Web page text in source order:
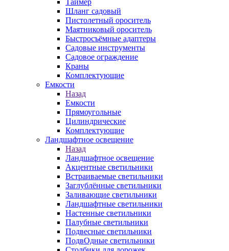
Таймер
Шланг садовый
Пистолетный ороситель
Маятниковый ороситель
Быстросъёмные адаптеры
Садовые инструменты
Садовое ограждение
Краны
Комплектующие
Емкости
Назад
Емкости
Прямоугольные
Цилиндрические
Комплектующие
Ландшафтное освещение
Назад
Ландшафтное освещение
Акцентные светильники
Встраиваемые светильники
Заглублённые светильники
Заливающие светильники
Ландшафтные светильники
Настенные светильники
Палубные светильники
Подвесные светильники
ПодвОдные светильники